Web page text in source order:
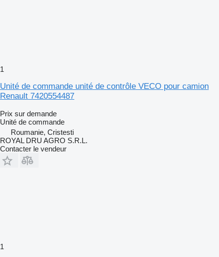
1
Unité de commande unité de contrôle VECO pour camion
Renault 7420554487
Prix sur demande
Unité de commande
Roumanie, Cristesti
ROYAL DRU AGRO S.R.L.
Contacter le vendeur
1